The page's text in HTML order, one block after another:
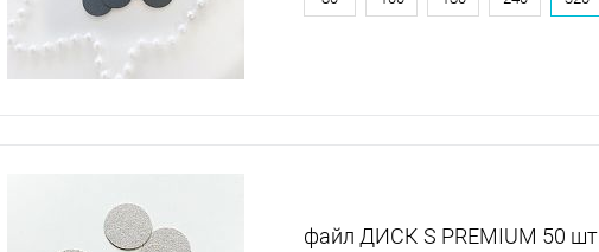
файл ДИСК S PREMIUM 50 шт